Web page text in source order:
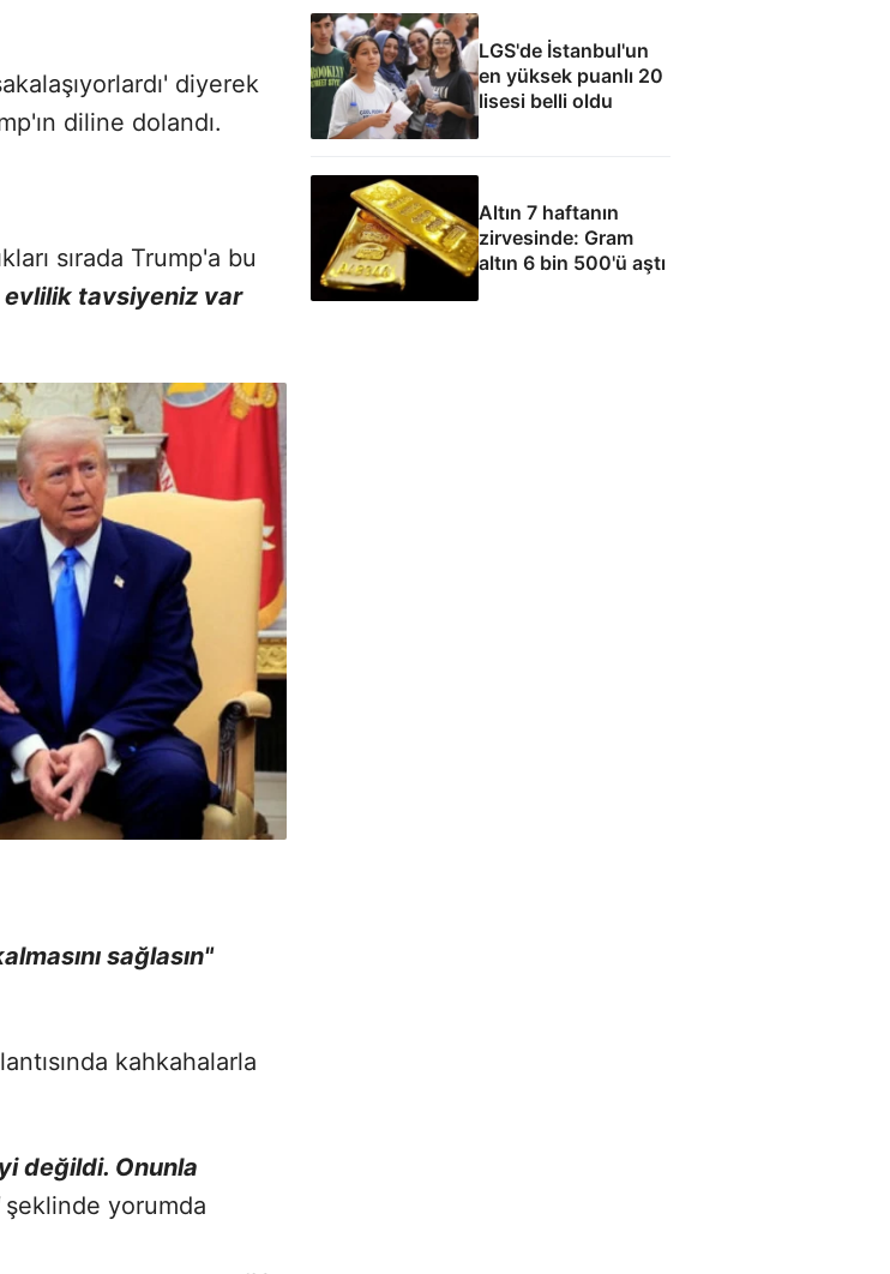
diyerek
diline dolandı.
sırada Trump'a bu
tavsiyeniz var
sağlasın"
kahkahalarla
değildi. Onunla
şeklinde yorumda
LGS'de İstanbul'un
en yüksek puanlı 20
lisesi belli oldu
Altın 7 haftanın
zirvesinde: Gram
altın 6 bin 500'ü aştı